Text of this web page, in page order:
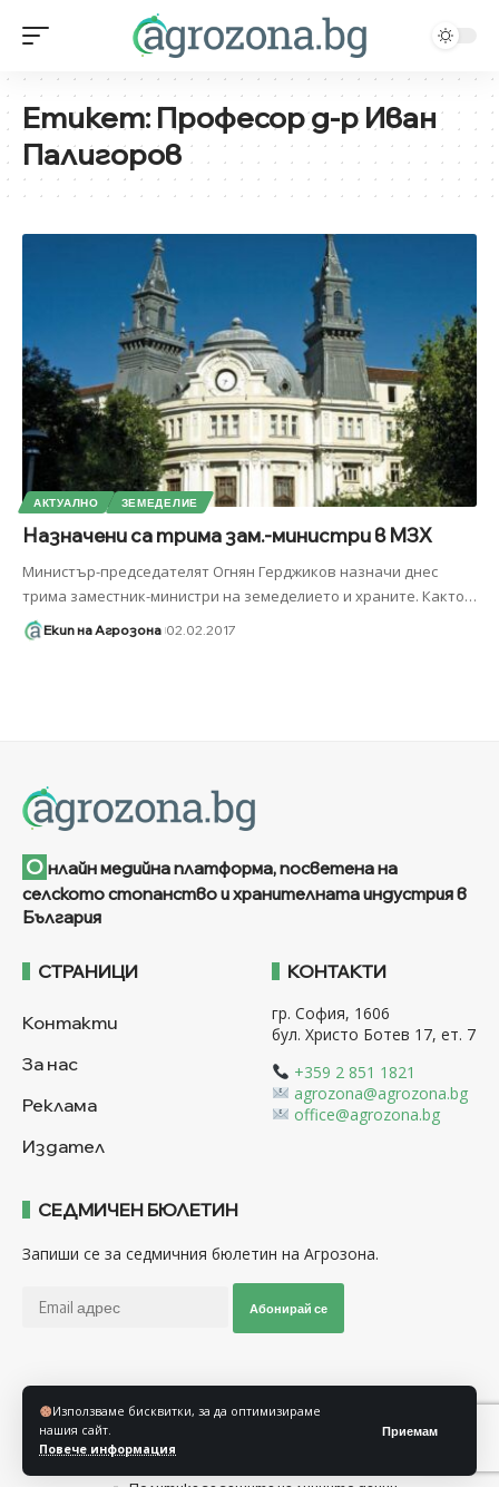
Използваме бисквитки, за да оптимизираме
нашия сайт.
Повече информация
Приемам
Етикет:Професор д-р Иван
Палигоров
АКТУАЛНО ЗЕМЕДЕЛИЕ
Назначени са трима зам.-министри в МЗХ
Министър-председателят Огнян Герджиков назначи днес
трима заместник-министри на земеделието и храните. Както…
Екип на Агрозона 02.02.2017
О нлайн медийна платформа, посветена на
селското стопанство и хранителната индустрия в
България
СТРАНИЦИ
Контакти
За нас
Реклама
Издател
КОНТАКТИ
гр. София, 1606
бул. Христо Ботев 17, ет. 7
+359 2 851 1821
agrozona@agrozona.bg
office@agrozona.bg
СЕДМИЧЕН БЮЛЕТИН
Запиши се за седмичния бюлетин на Агрозона.
Абонирай се
Общи условия
Политика за защита на личните данни